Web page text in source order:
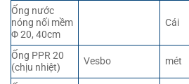
Ống nước
nóng nối mềm
Φ 20, 40cm
Cái
Ống PPR 20
(chịu nhiệt)
Vesbo mét